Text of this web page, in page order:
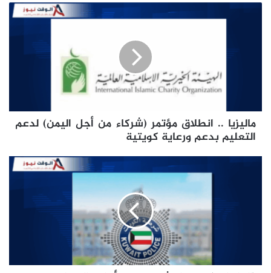
ماليزيا
لدعم
التعليم
بدعم
كويتية
ماليزيا .. انطلاق مؤتمر (شركاء من أجل اليمن) لدعم
التعليم بدعم ورعاية كويتية
وترويج